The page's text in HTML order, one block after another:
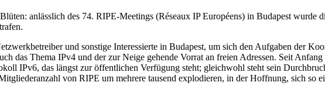
anlässlich des 74. RIPE-Meetings (Réseaux IP Européens) in Budapest wurde
und sonstige Interessierte in Budapest, um sich den Aufgaben der
das Thema IPv4 und der zur Neige gehende Vorrat an freien Adressen. Seit
IPv6, das längst zur öffentlichen Verfügung steht; gleichwohl steht sein
von RIPE um mehrere tausend explodieren, in der Hoffnung, sich